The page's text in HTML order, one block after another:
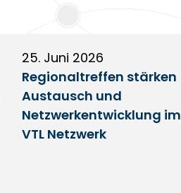
25. Juni 2026
Regionaltreffen stärken
Austausch und
Netzwerkentwicklung im
VTL Netzwerk